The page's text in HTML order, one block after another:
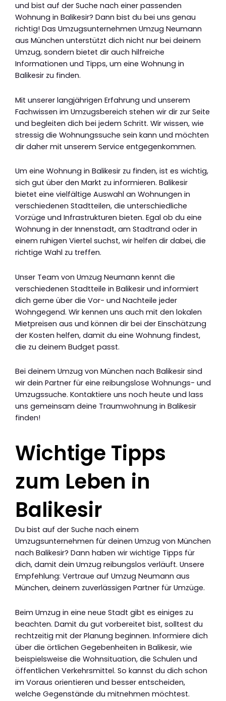
und bist auf der Suche nach einer passenden
Wohnung in Balikesir? Dann bist du bei uns genau
richtig! Das Umzugsunternehmen Umzug Neumann
aus München unterstützt dich nicht nur bei deinem
Umzug, sondern bietet dir auch hilfreiche
Informationen und Tipps, um eine Wohnung in
Balikesir zu finden.
Mit unserer langjährigen Erfahrung und unserem
Fachwissen im Umzugsbereich stehen wir dir zur Seite
und begleiten dich bei jedem Schritt. Wir wissen, wie
stressig die Wohnungssuche sein kann und möchten
dir daher mit unserem Service entgegenkommen.
Um eine Wohnung in Balikesir zu finden, ist es wichtig,
sich gut über den Markt zu informieren. Balikesir
bietet eine vielfältige Auswahl an Wohnungen in
verschiedenen Stadtteilen, die unterschiedliche
Vorzüge und Infrastrukturen bieten. Egal ob du eine
Wohnung in der Innenstadt, am Stadtrand oder in
einem ruhigen Viertel suchst, wir helfen dir dabei, die
richtige Wahl zu treffen.
Unser Team von Umzug Neumann kennt die
verschiedenen Stadtteile in Balikesir und informiert
dich gerne über die Vor- und Nachteile jeder
Wohngegend. Wir kennen uns auch mit den lokalen
Mietpreisen aus und können dir bei der Einschätzung
der Kosten helfen, damit du eine Wohnung findest,
die zu deinem Budget passt.
Bei deinem Umzug von München nach Balikesir sind
wir dein Partner für eine reibungslose Wohnungs- und
Umzugssuche. Kontaktiere uns noch heute und lass
uns gemeinsam deine Traumwohnung in Balikesir
finden!
Wichtige Tipps
zum Leben in
Balikesir
Du bist auf der Suche nach einem
Umzugsunternehmen für deinen Umzug von München
nach Balikesir? Dann haben wir wichtige Tipps für
dich, damit dein Umzug reibungslos verläuft. Unsere
Empfehlung: Vertraue auf Umzug Neumann aus
München, deinem zuverlässigen Partner für Umzüge.
Beim Umzug in eine neue Stadt gibt es einiges zu
beachten. Damit du gut vorbereitet bist, solltest du
rechtzeitig mit der Planung beginnen. Informiere dich
über die örtlichen Gegebenheiten in Balikesir, wie
beispielsweise die Wohnsituation, die Schulen und
öffentlichen Verkehrsmittel. So kannst du dich schon
im Voraus orientieren und besser entscheiden,
welche Gegenstände du mitnehmen möchtest.